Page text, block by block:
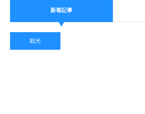
新着記事
観光